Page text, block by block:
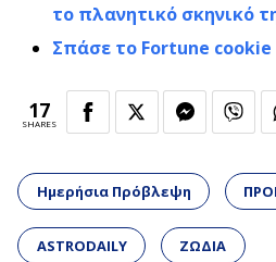
το πλανητικό σκηνικό
Σπάσε το Fortune cookie
17
SHARES
Ημερήσια Πρόβλεψη
ASTRODAILY ΖΩΔΙΑ